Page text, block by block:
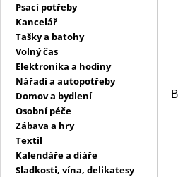
Psací potřeby
Kancelář
Tašky a batohy
Volný čas
Elektronika a hodiny
Nářadí a autopotřeby
Domov a bydlení
Osobní péče
Zábava a hry
Textil
Kalendáře a diáře
Sladkosti, vína, delikatesy